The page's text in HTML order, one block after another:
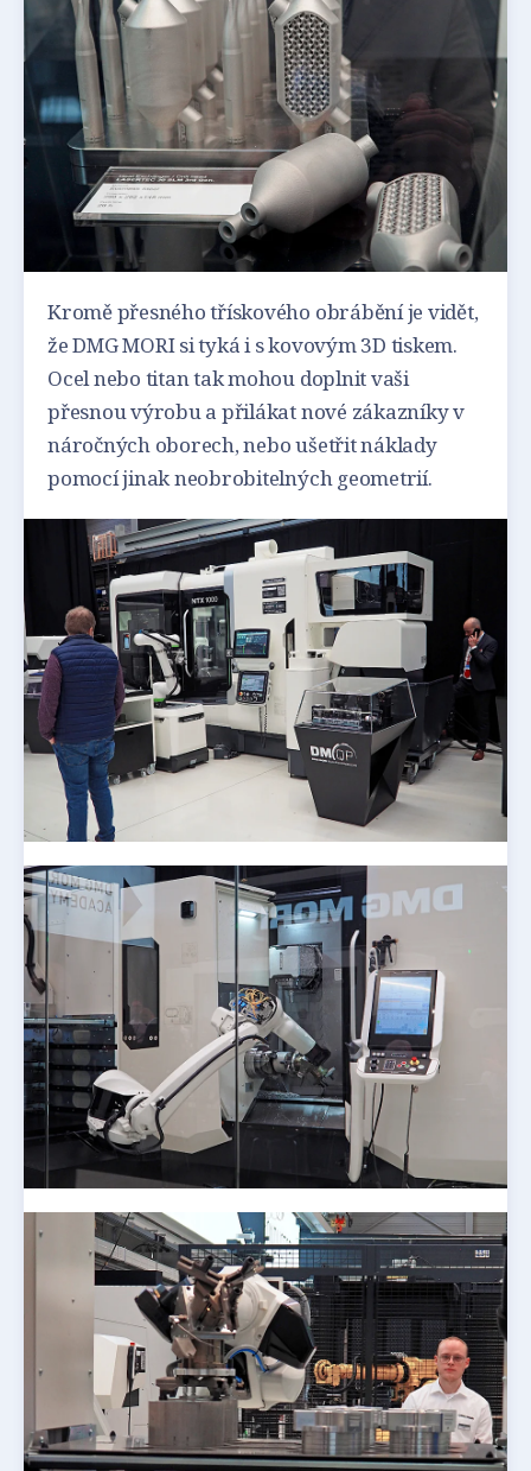
Kromě přesného třískového obrábění je vidět,
že DMG MORI si tyká i s kovovým 3D tiskem.
Ocel nebo titan tak mohou doplnit vaši
přesnou výrobu a přilákat nové zákazníky v
náročných oborech, nebo ušetřit náklady
pomocí jinak neobrobitelných geometrií.